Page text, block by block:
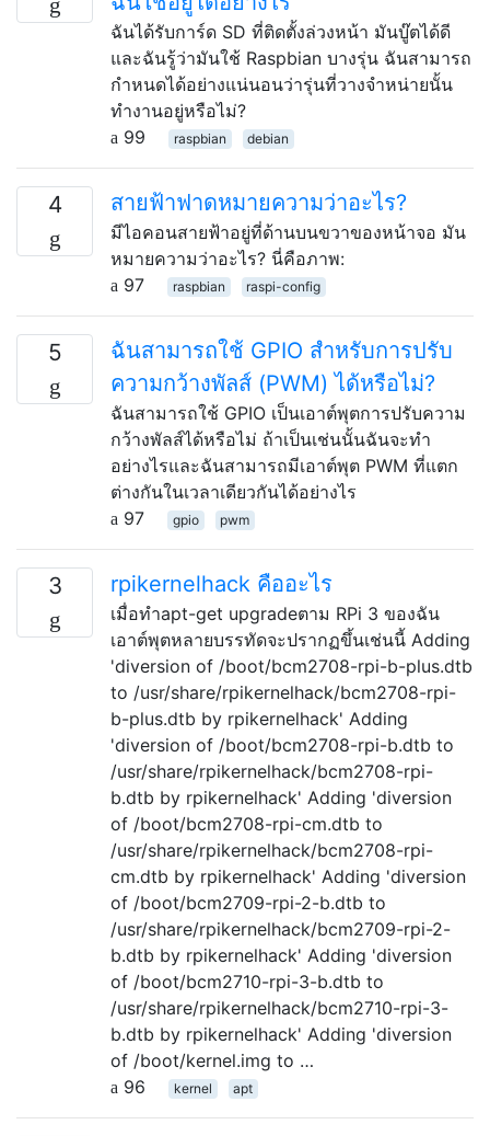
ฉันได้รับการ์ด SD ที่ติดตั้งล่วงหน้า มันบู๊ตได้ดี
และฉันรู้ว่ามันใช้ Raspbian บางรุ่น ฉันสามารถ
กำหนดได้อย่างแน่นอนว่ารุ่นที่วางจำหน่ายนั้น
ทำงานอยู่หรือไม่?
99
raspbian debian
4 สายฟ้าฟาดหมายความว่าอะไร?
มีไอคอนสายฟ้าอยู่ที่ด้านบนขวาของหน้าจอ มัน
หมายความว่าอะไร? นี่คือภาพ:
97
raspbian raspi-config
5
ฉันสามารถใช้ GPIO สำหรับการปรับ
ความกว้างพัลส์ (PWM) ได้หรือไม่?
ฉันสามารถใช้ GPIO เป็นเอาต์พุตการปรับความ
กว้างพัลส์ได้หรือไม่ ถ้าเป็นเช่นนั้นฉันจะทำ
อย่างไรและฉันสามารถมีเอาต์พุต PWM ที่แตก
ต่างกันในเวลาเดียวกันได้อย่างไร
97
gpio pwm
3 rpikernelhack คืออะไร
เมื่อทำapt-get upgradeตาม RPi 3 ของฉัน
เอาต์พุตหลายบรรทัดจะปรากฏขึ้นเช่นนี้ Adding
'diversion of /boot/bcm2708-rpi-b-plus.dtb
to /usr/share/rpikernelhack/bcm2708-rpi-
b-plus.dtb by rpikernelhack' Adding
'diversion of /boot/bcm2708-rpi-b.dtb to
/usr/share/rpikernelhack/bcm2708-rpi-
b.dtb by rpikernelhack' Adding 'diversion
of /boot/bcm2708-rpi-cm.dtb to
/usr/share/rpikernelhack/bcm2708-rpi-
cm.dtb by rpikernelhack' Adding 'diversion
of /boot/bcm2709-rpi-2-b.dtb to
/usr/share/rpikernelhack/bcm2709-rpi-2-
b.dtb by rpikernelhack' Adding 'diversion
of /boot/bcm2710-rpi-3-b.dtb to
/usr/share/rpikernelhack/bcm2710-rpi-3-
b.dtb by rpikernelhack' Adding 'diversion
of /boot/kernel.img to …
96
kernel apt